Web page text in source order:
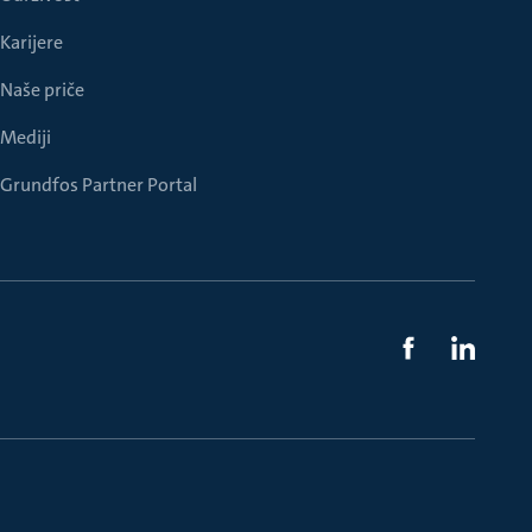
Karijere
Naše priče
Mediji
Grundfos Partner Portal